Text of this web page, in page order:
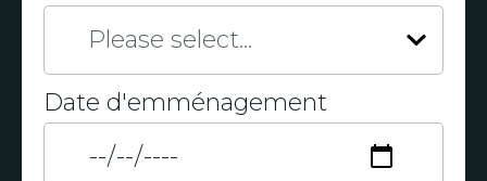
Date d'emménagement